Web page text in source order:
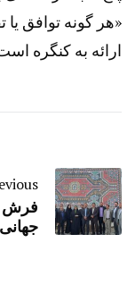
«هر گونه توافق
ارائه به کنگره
­فرش